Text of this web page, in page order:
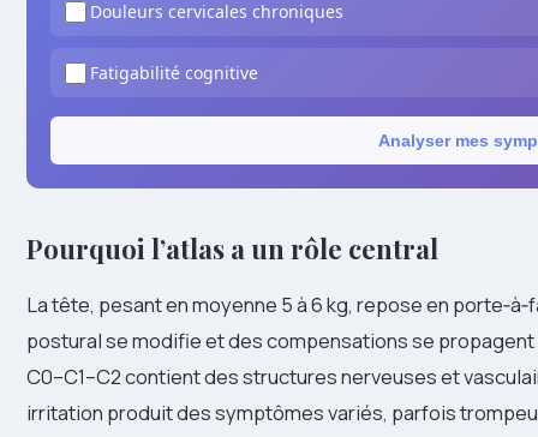
Douleurs cervicales chroniques
Fatigabilité cognitive
Analyser mes
Pourquoi l’atlas a un rôle central
La tête, pesant en moyenne 5 à 6 kg, repose en
postural se modifie et des compensations se
C0–C1–C2 contient des structures nerveuses et
irritation produit des symptômes variés, parfois